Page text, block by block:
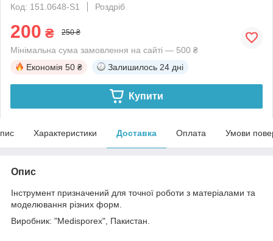
Код: 151.0648-S1
Роздріб
200 ₴ 250 ₴
Мінімальна сума замовлення на сайті — 500 ₴
Економія 50 ₴ Залишилось 24 дні
Купити
Характеристики Доставка Оплата Умови
Опис
Інструмент призначений для точної роботи з матеріалами та
моделювання різних форм.
Виробник: "Medisporex", Пакистан.